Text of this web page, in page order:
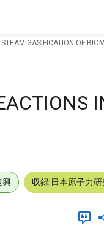
GASIFICATION OF
興 収録:日本原子力